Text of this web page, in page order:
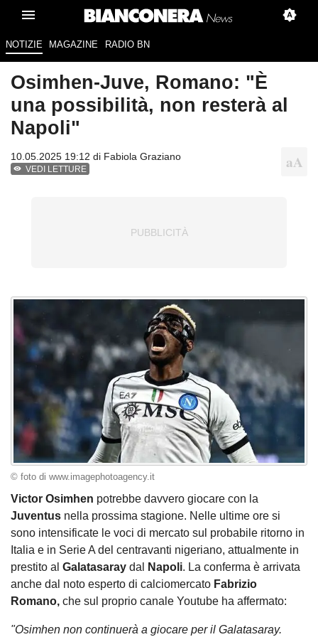
NOTIZIE MAGAZINE RADIO BN
Osimhen-Juve, Romano: "È
una possibilità, non resterà al
Napoli"
10.05.2025 19:12 di Fabiola Graziano
VEDI LETTURE
© foto di www.imagephotoagency.it
Victor Osimhen potrebbe davvero giocare con la
Juventus nella prossima stagione. Nelle ultime ore si
sono intensificate le voci di mercato sul probabile ritorno in
Italia e in Serie A del centravanti nigeriano, attualmente in
prestito al Galatasaray dal Napoli. La conferma è arrivata
anche dal noto esperto di calciomercato Fabrizio
Romano, che sul proprio canale Youtube ha affermato:
"Osimhen non continuerà a giocare per il Galatasaray.